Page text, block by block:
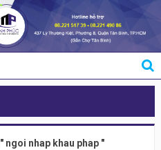
" ngoi nhap khau phap "